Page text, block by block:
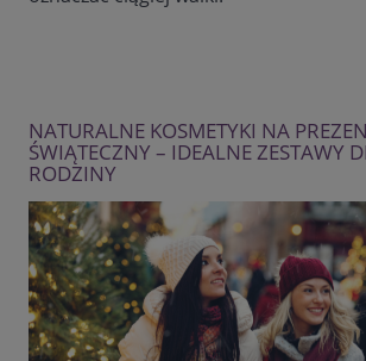
NATURALNE KOSMETYKI NA
ŚWIĄTECZNY – IDEALNE ZESTAWY
RODZINY